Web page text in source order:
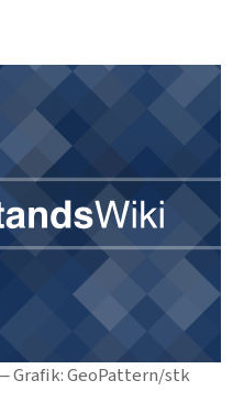
Grafik: GeoPattern/stk